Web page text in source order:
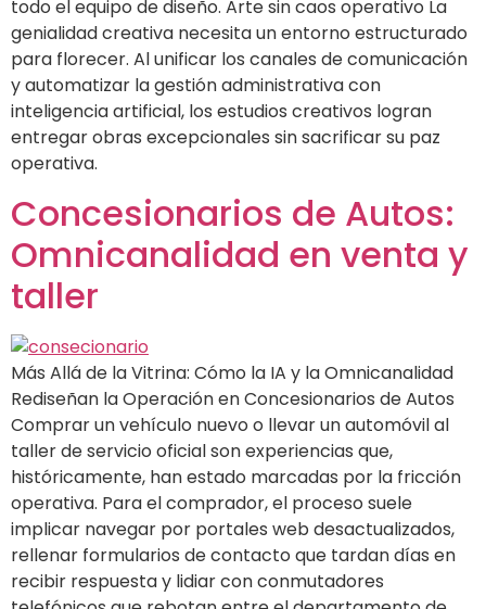
todo el equipo de diseño. Arte sin caos operativo La
genialidad creativa necesita un entorno estructurado
para florecer. Al unificar los canales de comunicación
y automatizar la gestión administrativa con
inteligencia artificial, los estudios creativos logran
entregar obras excepcionales sin sacrificar su paz
operativa.
Concesionarios de Autos:
Omnicanalidad en venta y
taller
Más Allá de la Vitrina: Cómo la IA y la Omnicanalidad
Rediseñan la Operación en Concesionarios de Autos
Comprar un vehículo nuevo o llevar un automóvil al
taller de servicio oficial son experiencias que,
históricamente, han estado marcadas por la fricción
operativa. Para el comprador, el proceso suele
implicar navegar por portales web desactualizados,
rellenar formularios de contacto que tardan días en
recibir respuesta y lidiar con conmutadores